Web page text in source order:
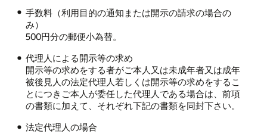
手数料（利用目的の通知または開示の請求の場合の
み）
500円分の郵便小為替。
代理人による開示等の求め
開示等の求めをする者がご本人又は未成年者又は成年
被後見人の法定代理人若しくは開示等の求めをするこ
とにつきご本人が委任した代理人である場合は、前項
の書類に加えて、それぞれ下記の書類を同封下さい。
法定代理人の場合